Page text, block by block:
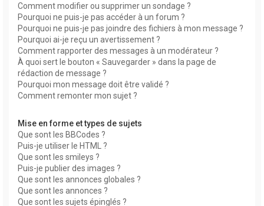
Comment modifier ou supprimer un sondage ?
Pourquoi ne puis-je pas accéder à un forum ?
Pourquoi ne puis-je pas joindre des fichiers à mon message ?
Pourquoi ai-je reçu un avertissement ?
Comment rapporter des messages à un modérateur ?
À quoi sert le bouton « Sauvegarder » dans la page de
rédaction de message ?
Pourquoi mon message doit être validé ?
Comment remonter mon sujet ?
Mise en forme et types de sujets
Que sont les BBCodes ?
Puis-je utiliser le HTML ?
Que sont les smileys ?
Puis-je publier des images ?
Que sont les annonces globales ?
Que sont les annonces ?
Que sont les sujets épinglés ?